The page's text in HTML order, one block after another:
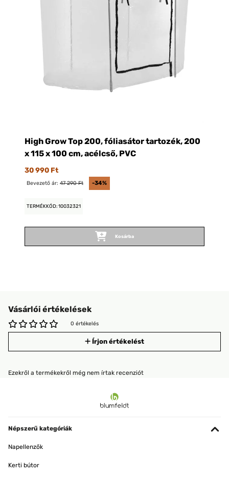
High Grow Top 200, fóliasátor tartozék, 200
x 115 x 100 cm, acélcső, PVC
30 990 Ft
Bevezető ár: 47 290 Ft -34%
TERMÉKKÓD: 10032321
Kosárba
Vásárlói értékelések
0 értékelés
Írjon értékelést
Ezekről a termékekről még nem írtak recenziót
Népszerű kategóriák
Napellenzők
Kerti bútor